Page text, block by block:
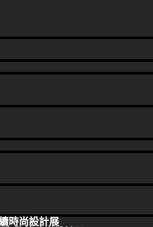
時尚設計展